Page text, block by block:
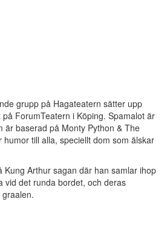
grupp på Hagateatern sätter upp
ForumTeatern i Köping. Spamalot är
är baserad på Monty Python & The
humor till alla, speciellt dom som älskar
Kung Arthur sagan där han samlar ihop
vid det runda bordet, och deras